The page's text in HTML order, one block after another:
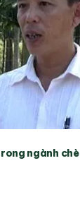
ngành chè